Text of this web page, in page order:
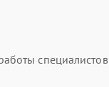
специалистов